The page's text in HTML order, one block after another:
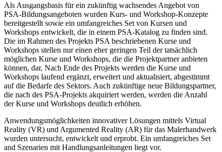
Als Ausgangsbasis für ein zukünftig wachsendes Angebot von
PSA-Bildungsangeboten wurden Kurs- und Workshop-Konzepte
bereitgestellt sowie ein umfangreiches Set von Kursen und
Workshops entwickelt, die in einem PSA-Katalog zu finden sind.
Die im Rahmen des Projekts PSA beschriebenen Kurse und
Workshops stellen nur einen eher geringen Teil der tatsächlich
möglichen Kurse und Workshops, die die Projektpartner anbieten
können, dar. Nach Ende des Projekts werden die Kurse und
Workshops laufend ergänzt, erweitert und aktualisiert, abgestimmt
auf die Bedarfe des Sektors. Auch zukünftige neue Bildungspartner,
die nach des PSA-Projekts akquiriert werden, werden die Anzahl
der Kurse und Workshops deutlich erhöhen.
Anwendungsmöglichkeiten innovativer Lösungen mittels Virtual
Reality (VR) und Argumented Reality (AR) für das Malerhandwerk
wurden untersucht, entwickelt und erprobt. Ein umfangreiches Set
and Szenarien mit Handlungsanleitungen liegt vor.